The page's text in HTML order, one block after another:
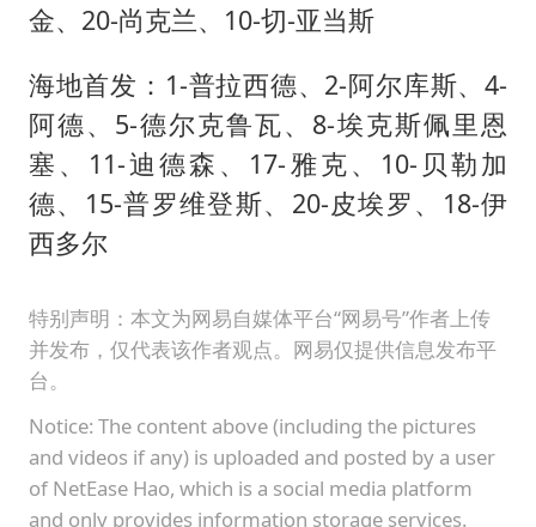
金、20-尚克兰、10-切-亚当斯
海地首发：1-普拉西德、2-阿尔库斯、4-
阿德、5-德尔克鲁瓦、8-埃克斯佩里恩
塞、11-迪德森、17-雅克、10-贝勒加
德、15-普罗维登斯、20-皮埃罗、18-伊
西多尔
特别声明：本文为网易自媒体平台“网易号”作者上传
并发布，仅代表该作者观点。网易仅提供信息发布平
台。
Notice: The content above (including the pictures
and videos if any) is uploaded and posted by a user
of NetEase Hao, which is a social media platform
and only provides information storage services.